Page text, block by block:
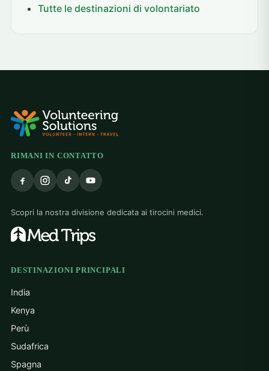
Tutte le destinazioni di volontariato
RIMANI IN CONTATTO
Scopri la nostra divisione dedicata ai tirocini medici.
DESTINAZIONI PRINCIPALI
India
Kenya
Perù
Sudafrica
Spagna